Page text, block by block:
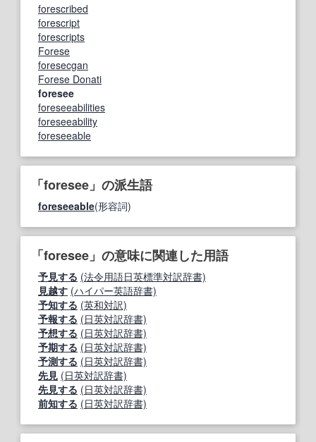
forescribed
forescript
forescripts
Forese
foresecgan
Forese Donati
foresee
foreseeabilities
foreseeability
foreseeable
「foresee」の派生語
foreseeable(形容詞)
「foresee」の意味に関連した用語
予見する (法令用語日英標準対訳辞書)
見越す (ハイパー英語辞書)
予知する (英和対訳)
予報する (日英対訳辞書)
予想する (日英対訳辞書)
予期する (日英対訳辞書)
予測する (日英対訳辞書)
先見 (日英対訳辞書)
先見する (日英対訳辞書)
前知する (日英対訳辞書)